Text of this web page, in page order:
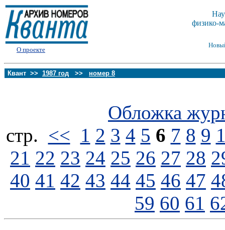
О проекте
физико-
Квант >> 1987 год >> номер 8
Обложка
стp. << 1 2 3 4 5 6 7 8 9
21 22 23 24 25 26 27 28
40 41 42 43 44 45 46 47
59 60 61